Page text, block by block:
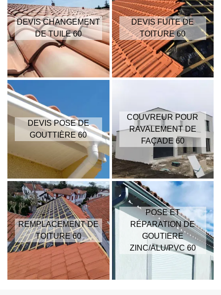
DEVIS CHANGEMENT
DE TUILE 60
DEVIS FUITE DE
TOITURE 60
DEVIS POSE DE
GOUTTIÈRE 60
COUVREUR POUR
RAVALEMENT DE
FAÇADE 60
REMPLACEMENT DE
TOITURE 60
POSE ET
RÉPARATION DE
GOUTIERE
ZINC/ALU/PVC 60